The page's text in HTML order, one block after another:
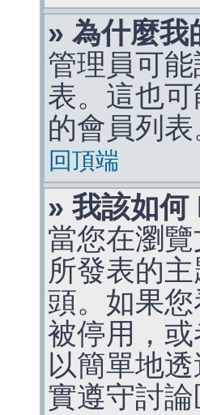
» 為什麼我
管理員可
表。這也
的會員列
回頂端
» 我該如
當您在瀏
所發表的
頭。如果
被停用，
以簡單地
實遵守討論